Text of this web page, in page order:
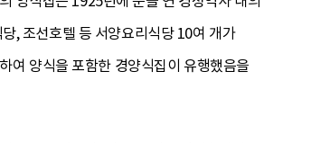
, 조선호텔 등 서양요리식당 10여 개가
여 양식을 포함한 경양식집이 유행했음을